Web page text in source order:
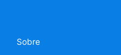
Sobre